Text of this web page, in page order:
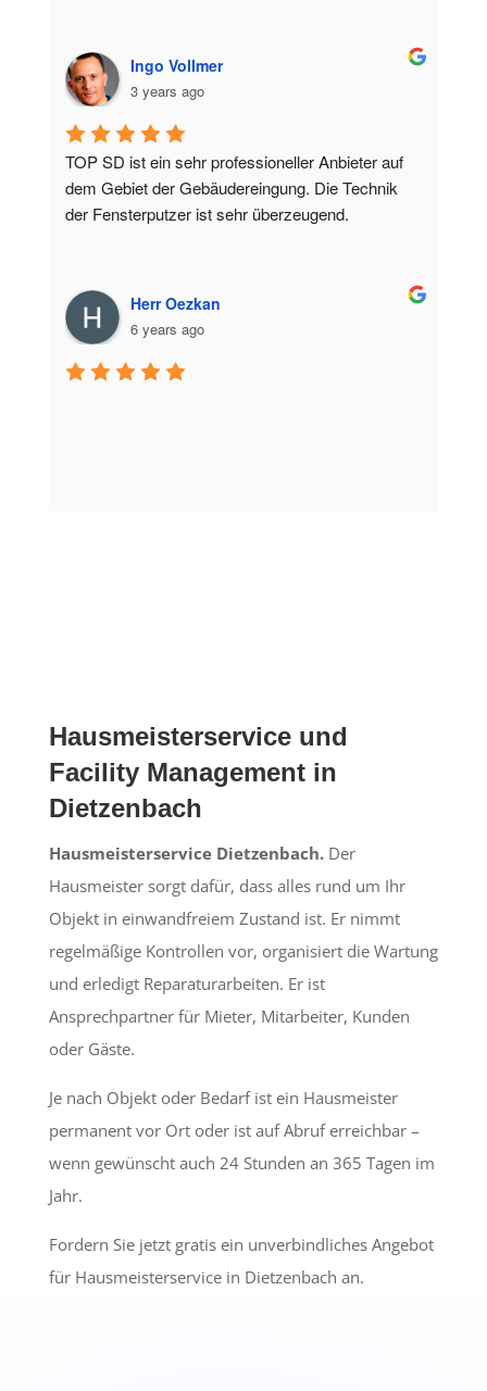
Ingo Vollmer
3 years ago
TOP SD ist ein sehr professioneller Anbieter auf
dem Gebiet der Gebäudereingung. Die Technik
der Fensterputzer ist sehr überzeugend.
Herr Oezkan
6 years ago
Hausmeisterservice und
Facility Management in
Dietzenbach
Hausmeisterservice Dietzenbach.Der
Hausmeister sorgt dafür, dass alles rund um Ihr
Objekt in einwandfreiem Zustand ist. Er nimmt
regelmäßige Kontrollen vor, organisiert die Wartung
und erledigt Reparaturarbeiten. Er ist
Ansprechpartner für Mieter, Mitarbeiter, Kunden
oder Gäste.
Je nach Objekt oder Bedarf ist ein Hausmeister
permanent vor Ort oder ist auf Abruf erreichbar –
wenn gewünscht auch 24 Stunden an 365 Tagen im
Jahr.
Fordern Sie jetzt gratis ein unverbindliches Angebot
für Hausmeisterservice in Dietzenbach an.